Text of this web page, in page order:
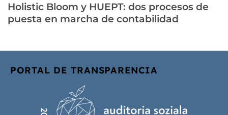
Holistic Bloom y HUEPT: dos procesos de
puesta en marcha de contabilidad
PORTAL DE TRANSPARENCIA